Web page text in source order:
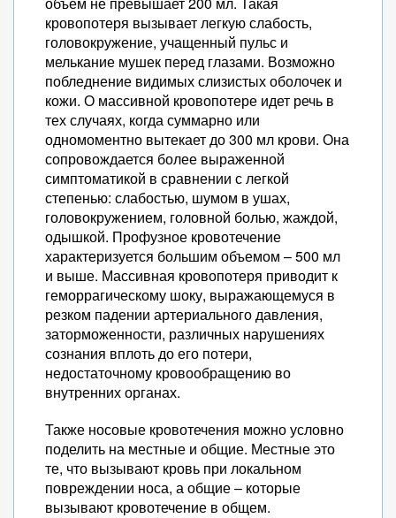
кровопотеря вызывает легкую слабость,
головокружение, учащенный пульс и
мелькание мушек перед глазами. Возможно
побледнение видимых слизистых оболочек и
кожи. О массивной кровопотере идет речь в
тех случаях, когда суммарно или
одномоментно вытекает до 300 мл крови. Она
сопровождается более выраженной
симптоматикой в сравнении с легкой
степенью: слабостью, шумом в ушах,
головокружением, головной болью, жаждой,
одышкой. Профузное кровотечение
характеризуется большим объемом – 500 мл
и выше. Массивная кровопотеря приводит к
геморрагическому шоку, выражающемуся в
резком падении артериального давления,
заторможенности, различных нарушениях
сознания вплоть до его потери,
недостаточному кровообращению во
внутренних органах.
Также носовые кровотечения можно условно
поделить на местные и общие. Местные это
те, что вызывают кровь при локальном
повреждении носа, а общие – которые
вызывают кровотечение в общем.